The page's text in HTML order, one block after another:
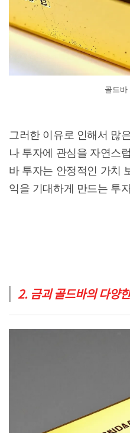
골드바
그러한 이유로 인해서 많
나 투자에 관심을 자연스
바 투자는 안정적인 가치
익을 기대하게 만드는 투
2. 금괴 골드바의 다양